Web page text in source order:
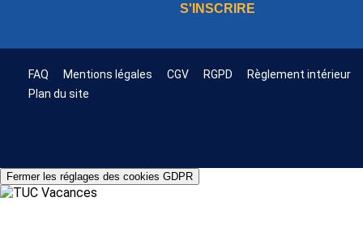
S'INSCRIRE
FAQ Mentions légales CGV RGPD
Règlement intérieur
Plan du site
Fermer les réglages des cookies GDPR